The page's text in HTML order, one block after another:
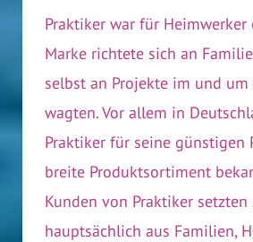
Praktiker war für
Marke richtete sich an
selbst an Projekte im und um
wagten. Vor allem in
Praktiker für seine günstigen
breite Produktsortiment
Kunden von Praktiker setzten
hauptsächlich aus Familien,